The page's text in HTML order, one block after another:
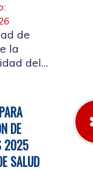
de
la
del
y a la
en
las
la
de
DE
2025
SALUD